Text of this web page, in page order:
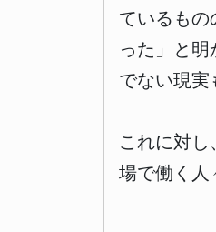
ているも
った」と
でない現実
これに対
場で働く人